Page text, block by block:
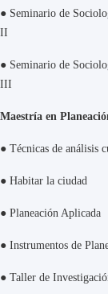
● Seminario de
II
● Seminario de
III
Maestría en
● Técnicas de análisis
● Habitar la ciudad
● Planeación Aplicada
● Instrumentos de
● Taller de